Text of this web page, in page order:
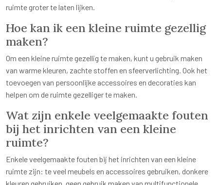
ruimte groter te laten lijken.
Hoe kan ik een kleine ruimte gezellig
maken?
Om een kleine ruimte gezellig te maken, kunt u gebruik maken
van warme kleuren, zachte stoffen en sfeerverlichting. Ook het
toevoegen van persoonlijke accessoires en decoraties kan
helpen om de ruimte gezelliger te maken.
Wat zijn enkele veelgemaakte fouten
bij het inrichten van een kleine
ruimte?
Enkele veelgemaakte fouten bij het inrichten van een kleine
ruimte zijn: te veel meubels en accessoires gebruiken, donkere
kleuren gebruiken, geen gebruik maken van multifunctionele